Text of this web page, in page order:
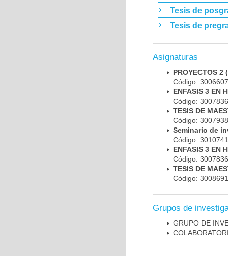
Tesis de
Tesis de
Asignaturas
PROYECTOS 2
Código:
ENFASIS 3 EN
Código:
TESIS DE
Código:
Seminario de
Código:
ENFASIS 3 EN
Código:
TESIS DE
Código:
Grupos de
GRUPO DE